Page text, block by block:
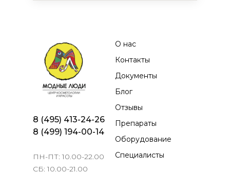
8 (495) 413-24-26
8 (499) 194-00-14
ПН-ПТ: 10.00-22.00
СБ: 10.00-21.00
О нас
Контакты
Документы
Блог
Отзывы
Препараты
Оборудование
Специалисты